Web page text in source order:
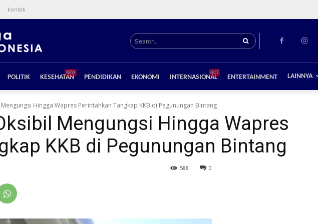
kontak
Search..
POLITIK KESEHATAN
NEW
PENDIDIKAN EKONOMI INTERNASIONAL
HOT
ENTERTAINMENT LAINNYA
Hingga Wapres Perintahkan Tangkap KKB di Pegunungan Bintang
Mengungsi Hingga Wapres
KKB di Pegunungan Bintang
0
588